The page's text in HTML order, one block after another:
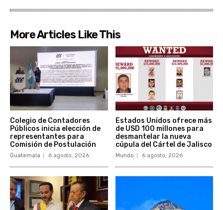
More Articles Like This
Colegio de Contadores
Públicos inicia elección de
representantes para
Comisión de Postulación
Guatemala 6 agosto, 2026
Estados Unidos ofrece más
de USD 100 millones para
desmantelar la nueva
cúpula del Cártel de Jalisco
Mundo 6 agosto, 2026